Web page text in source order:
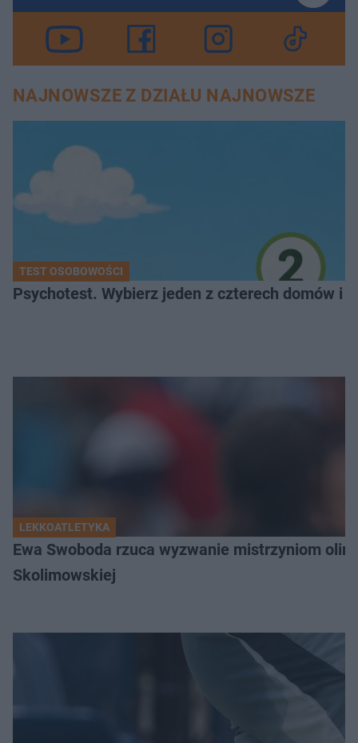
NAJNOWSZE Z DZIAŁU NAJNOWSZE
TEST OSOBOWOŚCI
Psychotest. Wybierz jeden z czterech domów i
LEKKOATLETYKA
Ewa Swoboda rzuca wyzwanie mistrzyniom
Skolimowskiej